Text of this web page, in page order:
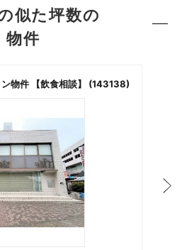
似た坪数の
物件
物件 【飲食相談】 (143138)